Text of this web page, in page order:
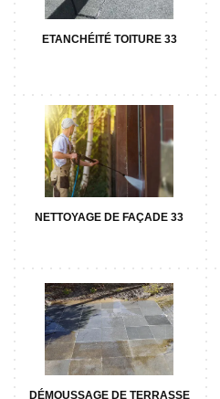
ETANCHÉITÉ TOITURE 33
NETTOYAGE DE FAÇADE 33
DÉMOUSSAGE DE TERRASSE